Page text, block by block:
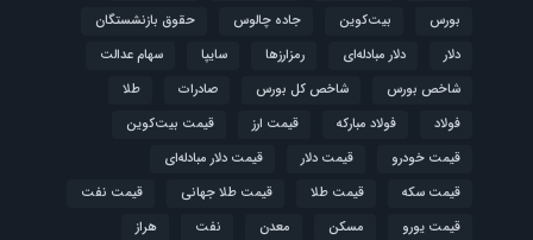
بورس
بیت‌کوین جاده چالوس
حقوق بازنشستگان
دلار
دلار مبادله‌ای رمزارزها سایپا
سهام عدالت
شاخص بورس
شاخص کل بورس صادرات
طلا
فولاد
فولاد مبارکه قیمت ارز
قیمت بیت‌کوین
قیمت خودرو
قیمت دلار
قیمت دلار مبادله‌ای
قیمت سکه
قیمت طلا قیمت طلا جهانی
قیمت نفت
قیمت یورو
مسکن معدن نفت
هراز